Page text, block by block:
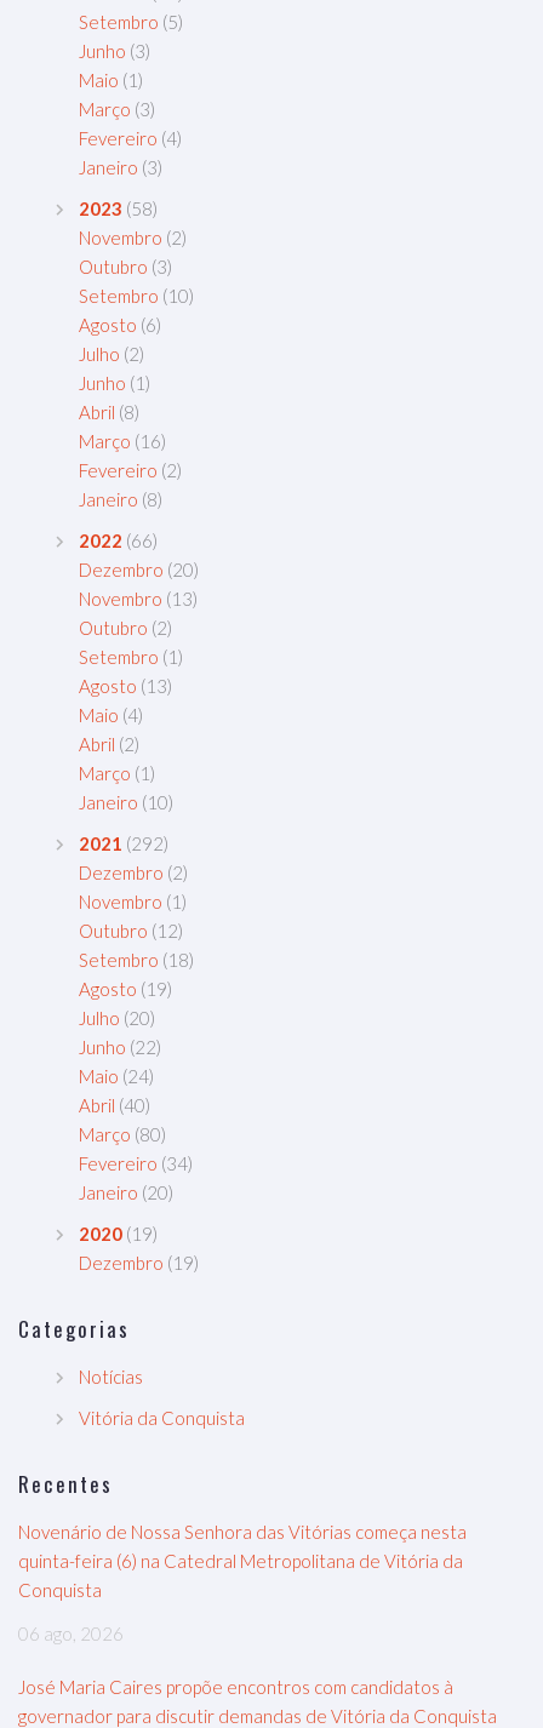
Setembro (5)
Junho (3)
Maio (1)
Março (3)
Fevereiro (4)
Janeiro (3)
2023 (58)
Novembro (2)
Outubro (3)
Setembro (10)
Agosto (6)
Julho (2)
Junho (1)
Abril (8)
Março (16)
Fevereiro (2)
Janeiro (8)
2022 (66)
Dezembro (20)
Novembro (13)
Outubro (2)
Setembro (1)
Agosto (13)
Maio (4)
Abril (2)
Março (1)
Janeiro (10)
2021 (292)
Dezembro (2)
Novembro (1)
Outubro (12)
Setembro (18)
Agosto (19)
Julho (20)
Junho (22)
Maio (24)
Abril (40)
Março (80)
Fevereiro (34)
Janeiro (20)
2020 (19)
Dezembro (19)
Categorias
Notícias
Vitória da Conquista
Recentes
Novenário de Nossa Senhora das Vitórias começa nesta
quinta-feira (6) na Catedral Metropolitana de Vitória da
Conquista
06 ago, 2026
José Maria Caires propõe encontros com candidatos à
governador para discutir demandas de Vitória da Conquista